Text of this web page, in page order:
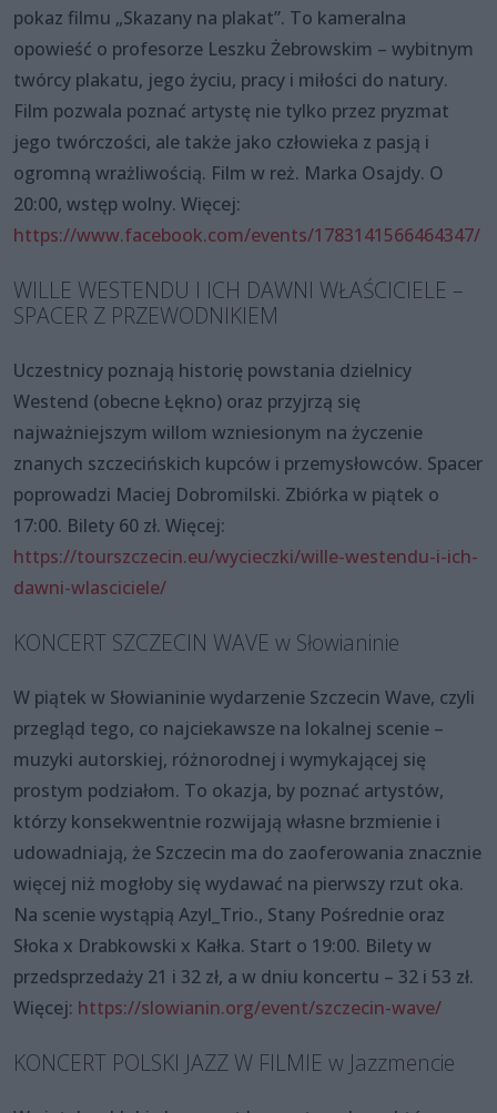
pokaz filmu „Skazany na plakat”. To kameralna
opowieść o profesorze Leszku Żebrowskim – wybitnym
twórcy plakatu, jego życiu, pracy i miłości do natury.
Film pozwala poznać artystę nie tylko przez pryzmat
jego twórczości, ale także jako człowieka z pasją i
ogromną wrażliwością. Film w reż. Marka Osajdy. O
20:00, wstęp wolny. Więcej:
https://www.facebook.com/events/1783141566464347/
WILLE WESTENDU I ICH DAWNI WŁAŚCICIELE –
SPACER Z PRZEWODNIKIEM
Uczestnicy poznają historię powstania dzielnicy
Westend (obecne Łękno) oraz przyjrzą się
najważniejszym willom wzniesionym na życzenie
znanych szczecińskich kupców i przemysłowców. Spacer
poprowadzi Maciej Dobromilski. Zbiórka w piątek o
17:00. Bilety 60 zł. Więcej:
https://tourszczecin.eu/wycieczki/wille-westendu-i-ich-
dawni-wlasciciele/
KONCERT SZCZECIN WAVE w Słowianinie
W piątek w Słowianinie wydarzenie Szczecin Wave, czyli
przegląd tego, co najciekawsze na lokalnej scenie –
muzyki autorskiej, różnorodnej i wymykającej się
prostym podziałom. To okazja, by poznać artystów,
którzy konsekwentnie rozwijają własne brzmienie i
udowadniają, że Szczecin ma do zaoferowania znacznie
więcej niż mogłoby się wydawać na pierwszy rzut oka.
Na scenie wystąpią Azyl_Trio., Stany Pośrednie oraz
Słoka x Drabkowski x Kałka. Start o 19:00. Bilety w
przedsprzedaży 21 i 32 zł, a w dniu koncertu – 32 i 53 zł.
Więcej: https://slowianin.org/event/szczecin-wave/
KONCERT POLSKI JAZZ W FILMIE w Jazzmencie